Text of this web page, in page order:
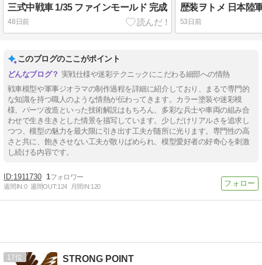
三式中戦車 1/35 ファインモールド 完成
48日前 53日前
このブログのここがポイント
実戦仕様や迷彩テクニックにこだわる細部への情熱
戦車模型や軍事ジオラマの制作過程を詳細に紹介しており、まるで専門的
な知識を持つ職人のような情熱が伝わってきます。カラー塗装や迷彩模
様、パーツ改造といった技術解説はもちろん、多彩な兵士や車両の組み合
わせで生き生きとした情景を描写しています。少しだけリアルさを追求し
つつ、模型の魅力を最大限に引き出す工夫が随所に光ります。専門性の高
さと共に、飽きさせない工夫が散りばめられ、模型愛好者の好奇心を刺激
し続ける内容です。
1911730 1
週間IN:0 週間OUT:124 月間IN:120
17 STRONG POINT